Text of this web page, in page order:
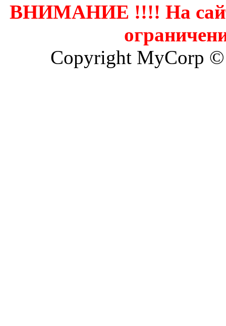
ВНИМАНИЕ !!!! На
Copyright MyCorp